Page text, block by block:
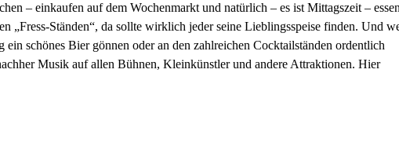
– einkaufen auf dem Wochenmarkt und natürlich – es ist Mittagszeit –
„Fress-Ständen“, da sollte wirklich jeder seine Lieblingsspeise finden. Und
schönes Bier gönnen oder an den zahlreichen Cocktailständen ordentlich
Musik auf allen Bühnen, Kleinkünstler und andere Attraktionen. Hier